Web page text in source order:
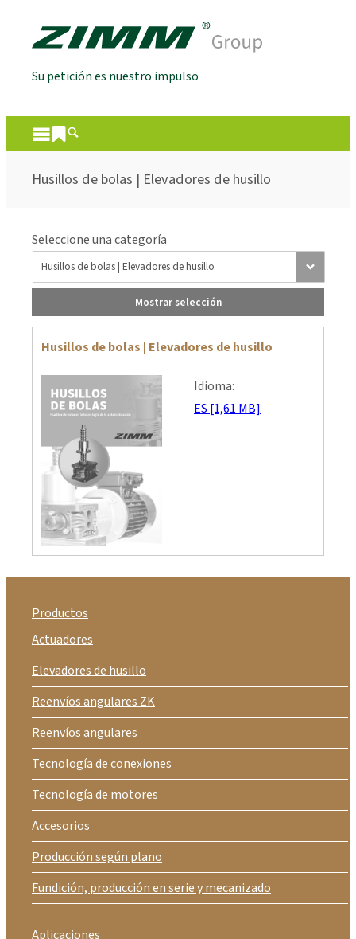
Su petición es nuestro impulso
Husillos de bolas | Elevadores de husillo
Seleccione una categoría
Mostrar selección
Husillos de bolas | Elevadores de husillo
Idioma:
ES [1,61 MB]
Productos
Actuadores
Elevadores de husillo
Reenvíos angulares ZK
Reenvíos angulares
Tecnología de conexiones
Tecnología de motores
Accesorios
Producción según plano
Fundición, producción en serie y mecanizado
Aplicaciones